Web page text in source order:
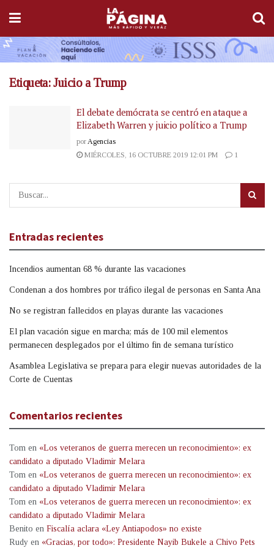
Etiqueta:Juicio a Trump
El debate demócrata se centró en ataque a
Elizabeth Warren y juicio político a Trump
por Agencias
MIÉRCOLES, 16 OCTUBRE 2019 12:01 PM
1
Entradas recientes
Incendios aumentan 68 % durante las vacaciones
Condenan a dos hombres por tráfico ilegal de personas en Santa Ana
No se registran fallecidos en playas durante las vacaciones
El plan vacación sigue en marcha; más de 100 mil elementos
permanecen desplegados por el último fin de semana turístico
Asamblea Legislativa se prepara para elegir nuevas autoridades de la
Corte de Cuentas
Comentarios recientes
Tom en «Los veteranos de guerra merecen un reconocimiento»: ex
candidato a diputado Vladimir Melara
Tom en «Los veteranos de guerra merecen un reconocimiento»: ex
candidato a diputado Vladimir Melara
Tom en «Los veteranos de guerra merecen un reconocimiento»: ex
candidato a diputado Vladimir Melara
Benito en Fiscalía aclara «Ley Antiapodos» no existe
Rudy en «Gracias, por todo»: Presidente Nayib Bukele a Chivo Pets